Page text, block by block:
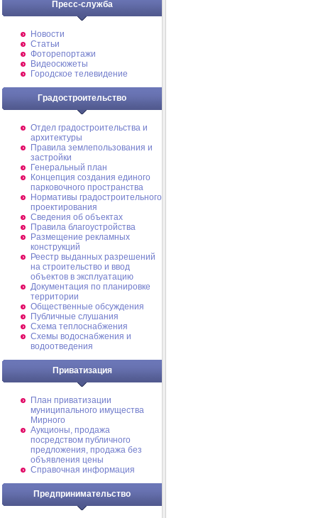
Пресс-служба
Новости
Статьи
Фоторепортажи
Видеосюжеты
Городское телевидение
Градостроительство
Отдел градостроительства и
архитектуры
Правила землепользования и
застройки
Генеральный план
Концепция создания единого
парковочного пространства
Нормативы градостроительного
проектирования
Сведения об объектах
Правила благоустройства
Размещение рекламных
конструкций
Реестр выданных разрешений
на строительство и ввод
объектов в эксплуатацию
Документация по планировке
территории
Общественные обсуждения
Публичные слушания
Схема теплоснабжения
Схемы водоснабжения и
водоотведения
Приватизация
План приватизации
муниципального имущества
Мирного
Аукционы, продажа
посредством публичного
предложения, продажа без
объявления цены
Справочная информация
Предпринимательство